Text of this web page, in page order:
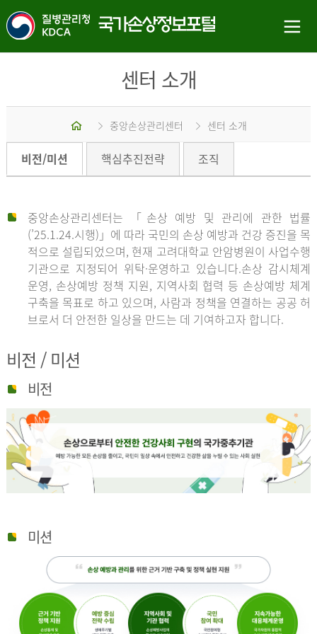
센터 소개
중앙손상관리센터 센터 소개
비전/미션 핵심추진전략 조직
중앙손상관리센터는 「손상 예방 및 관리에 관한 법률
(’25.1.24.시행)」에 따라 국민의 손상 예방과 건강 증진을 목
적으로 설립되었으며, 현재 고려대학교 안암병원이 사업수행
기관으로 지정되어 위탁·운영하고 있습니다.손상 감시체계
운영, 손상예방 정책 지원, 지역사회 협력 등 손상예방 체계
구축을 목표로 하고 있으며, 사람과 정책을 연결하는 공공 허
브로서 더 안전한 일상을 만드는 데 기여하고자 합니다.
비전 / 미션
비전
미션